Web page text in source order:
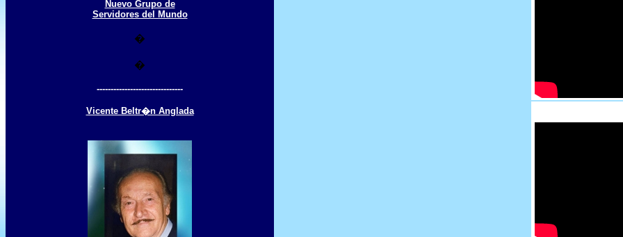
Nuevo Grupo de
Servidores del Mundo
�
�
-------------------------------
Vicente Beltr�n Anglada